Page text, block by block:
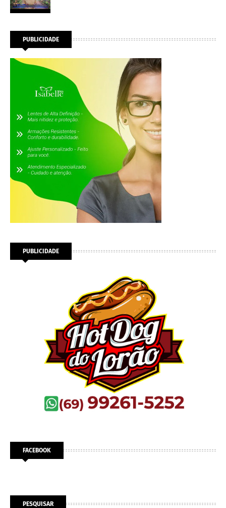
PUBLICIDADE
PUBLICIDADE
FACEBOOK
PESQUISAR